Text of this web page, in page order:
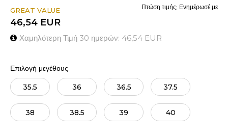
GREAT VALUE
46,54 EUR
Χαμηλότερη Τιμή 30 ημερών: 46,54 EUR
Πτώση τιμής; Ενημέρωσέ με
Επιλογή μεγέθους
35.5 36 36.5 37.5
38 38.5 39 40